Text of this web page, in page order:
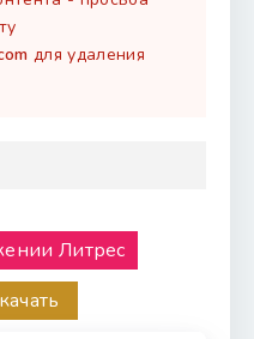
для удаления
Литрес